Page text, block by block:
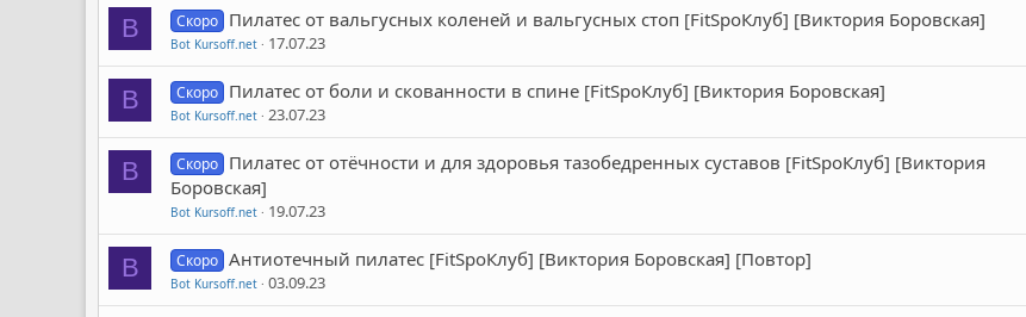
B Скоро Пилатес от вальгусных коленей и вальгусных стоп [FitSpoКлуб] [Виктория Боровская]
Bot Kursoff.net 17.07.23
B Скоро Пилатес от боли и скованности в спине [FitSpoКлуб] [Виктория Боровская]
Bot Kursoff.net 23.07.23
B Скоро Пилатес от отёчности и для здоровья тазобедренных суставов [FitSpoКлуб] [Виктория
Боровская]
Bot Kursoff.net 19.07.23
B Скоро Антиотечный пилатес [FitSpoКлуб] [Виктория Боровская] [Повтор]
Bot Kursoff.net 03.09.23